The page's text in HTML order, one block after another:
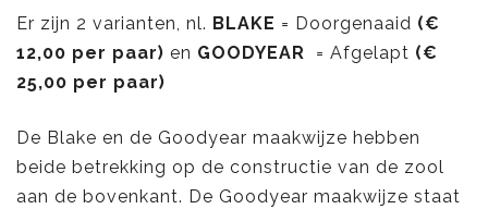
Er zijn 2 varianten, nl. BLAKE = Doorgenaaid (€
12,00 per paar) en GOODYEAR = Afgelapt (€
25,00 per paar)
De Blake en de Goodyear maakwijze hebben
beide betrekking op de constructie van de zool
aan de bovenkant. De Goodyear maakwijze staat